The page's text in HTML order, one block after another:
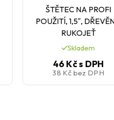
ŠTĚTEC NA PROFI
POUŽITÍ, 1,5″,
RUKOJEŤ
Skladem
46 Kčs DPH
38 Kč bez DPH